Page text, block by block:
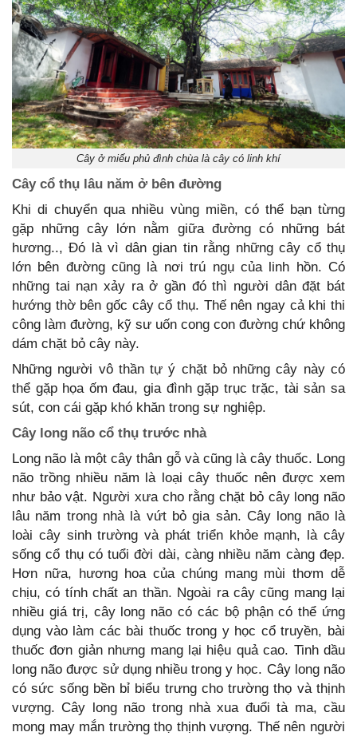
Cây ở miếu phủ đình chùa là cây có linh khí
Cây cổ thụ lâu năm ở bên đường
Khi di chuyển qua nhiều vùng miền, có thể bạn từng
gặp những cây lớn nằm giữa đường có những bát
hương.., Đó là vì dân gian tin rằng những cây cổ thụ
lớn bên đường cũng là nơi trú ngụ của linh hồn. Có
những tai nạn xảy ra ở gần đó thì người dân đặt bát
hướng thờ bên gốc cây cổ thụ. Thế nên ngay cả khi thi
công làm đường, kỹ sư uốn cong con đường chứ không
dám chặt bỏ cây này.
Những người vô thần tự ý chặt bỏ những cây này có
thể gặp họa ốm đau, gia đình gặp trục trặc, tài sản sa
sút, con cái gặp khó khăn trong sự nghiệp.
Cây long não cổ thụ trước nhà
Long não là một cây thân gỗ và cũng là cây thuốc. Long
não trồng nhiều năm là loại cây thuốc nên được xem
như bảo vật. Người xưa cho rằng chặt bỏ cây long não
lâu năm trong nhà là vứt bỏ gia sản. Cây long não là
loài cây sinh trường và phát triển khỏe mạnh, là cây
sống cổ thụ có tuổi đời dài, càng nhiều năm càng đẹp.
Hơn nữa, hương hoa của chúng mang mùi thơm dễ
chịu, có tính chất an thần. Ngoài ra cây cũng mang lại
nhiều giá trị, cây long não có các bộ phận có thể ứng
dụng vào làm các bài thuốc trong y học cổ truyền, bài
thuốc đơn giản nhưng mang lại hiệu quả cao. Tinh dầu
long não được sử dụng nhiều trong y học. Cây long não
có sức sống bền bỉ biểu trưng cho trường thọ và thịnh
vượng. Cây long não trong nhà xua đuổi tà ma, cầu
mong may mắn trường thọ thịnh vượng. Thế nên người